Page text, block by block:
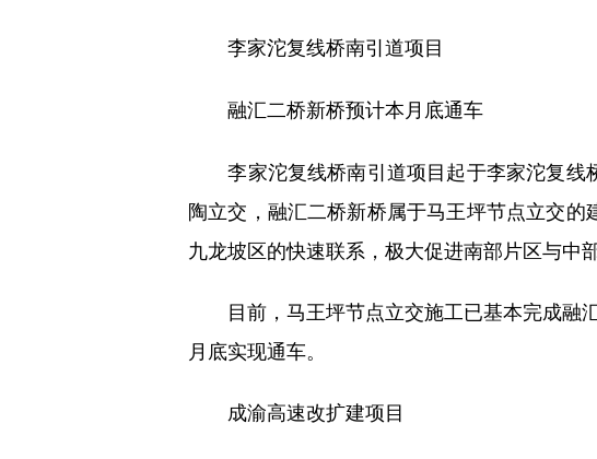
李家沱复线桥南引道项目
融汇二桥新桥预计本月底通车
李家沱复线桥南引道项目起于李家沱复线
陶立交，融汇二桥新桥属于马王坪节点立交
九龙坡区的快速联系，极大促进南部片区与中
目前，马王坪节点立交施工已基本完成融
月底实现通车。
成渝高速改扩建项目